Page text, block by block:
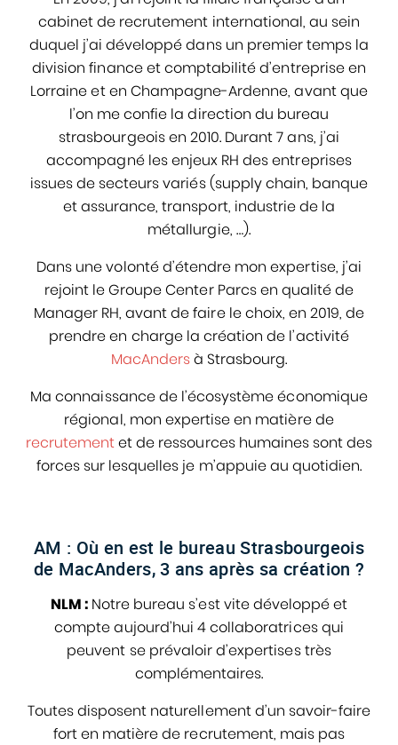
cabinet de recrutement international, au sein
duquel j’ai développé dans un premier temps la
division finance et comptabilité d’entreprise en
Lorraine et en Champagne-Ardenne, avant que
l’on me confie la direction du bureau
strasbourgeois en 2010. Durant 7 ans, j’ai
accompagné les enjeux RH des entreprises
issues de secteurs variés (supply chain, banque
et assurance, transport, industrie de la
métallurgie, …).
Dans une volonté d’étendre mon expertise, j’ai
rejoint le Groupe Center Parcs en qualité de
Manager RH, avant de faire le choix, en 2019, de
prendre en charge la création de l’activité
MacAndersà Strasbourg.
Ma connaissance de l’écosystème économique
régional, mon expertise en matière de
recrutementet de ressources humaines sont des
forces sur lesquelles je m’appuie au quotidien.
AM : Où en est le bureau Strasbourgeois
de MacAnders, 3 ans après sa création ?
NLM :Notre bureau s’est vite développé et
compte aujourd’hui 4 collaboratrices qui
peuvent se prévaloir d’expertises très
complémentaires.
Toutes disposent naturellement d’un savoir-faire
fort en matière de recrutement, mais pas